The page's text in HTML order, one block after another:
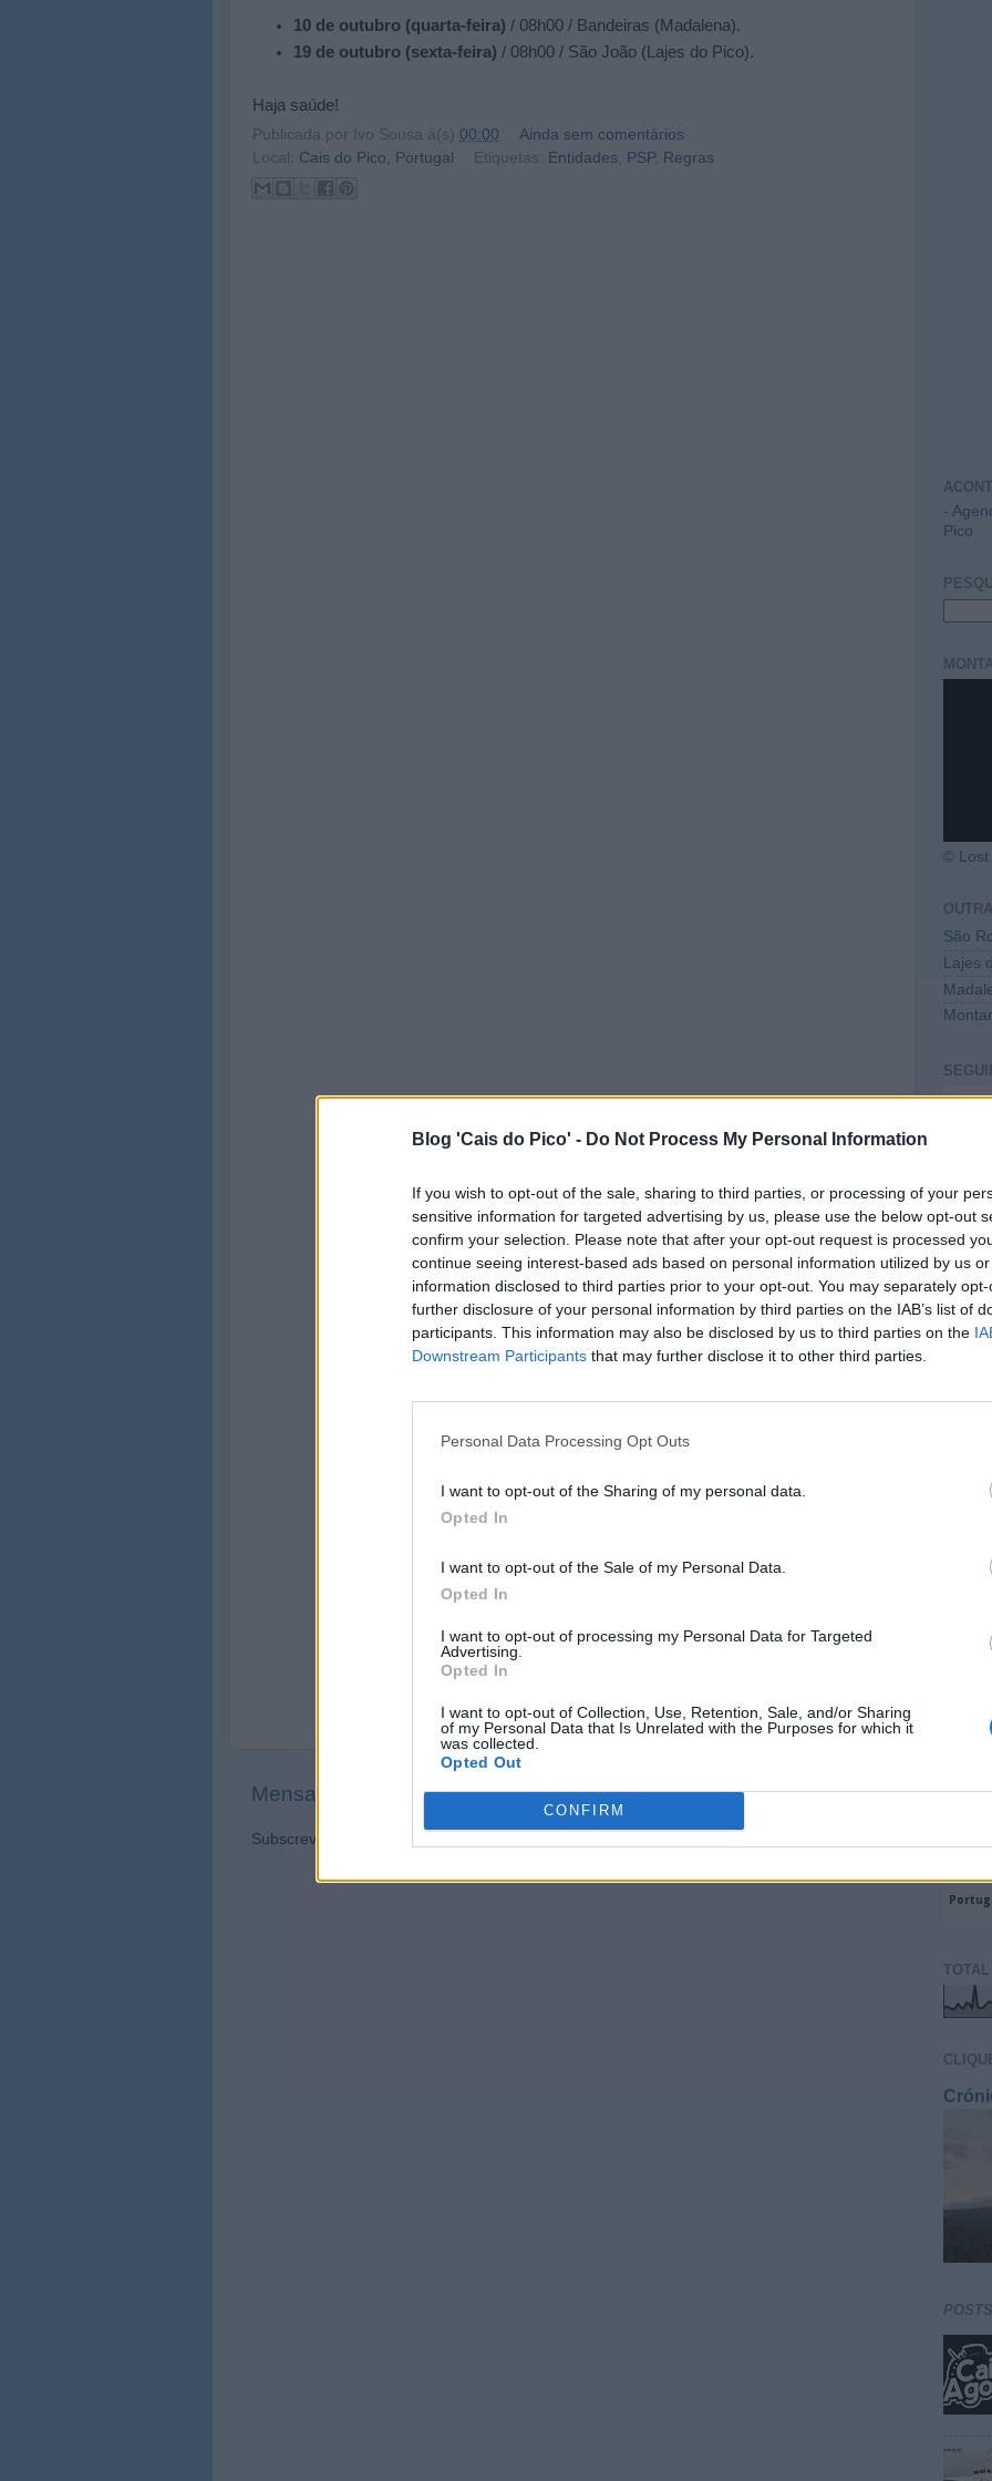
Blog 'Cais do Pico' - Do Not Process My Personal Information
If you wish to opt-out of the sale, sharing to third parties, or processing of your
sensitive information for targeted advertising by us, please use the below opt-out
confirm your selection. Please note that after your opt-out request is processed
continue seeing interest-based ads based on personal information utilized by us
information disclosed to third parties prior to your opt-out. You may separately
further disclosure of your personal information by third parties on the IAB’s list of
participants. This information may also be disclosed by us to third parties on the
Downstream Participants that may further disclose it to other third parties.
Personal Data Processing Opt Outs
I want to opt-out of the Sharing of my personal data.
Opted In
I want to opt-out of the Sale of my Personal Data.
Opted In
I want to opt-out of processing my Personal Data for Targeted
Advertising.
Opted In
I want to opt-out of Collection, Use, Retention, Sale, and/or Sharing
of my Personal Data that Is Unrelated with the Purposes for which it
was collected.
Opted Out
CONFIRM
10 de outubro (quarta-feira) / 08h00 / Bandeiras (Madalena).
19 de outubro (sexta-feira) / 08h00 / São João (Lajes do Pico).
Haja saúde!
Publicada por Ivo Sousa à(s) 00:00
Ainda sem comentários
Local: Cais do Pico, Portugal Etiquetas: Entidades PSP, Regras
Mensagem mais recente Mensagem antiga
Página inicial
Subscrever:
-
Pico
São
Lajes